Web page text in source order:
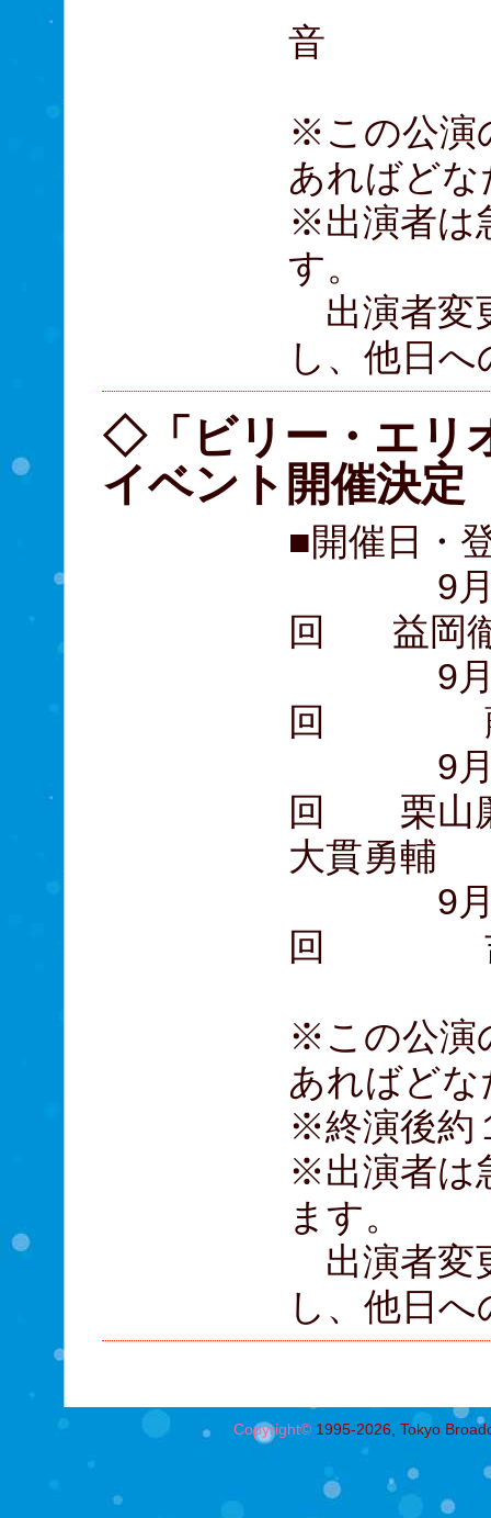
音
※この公演
あればど
※出演者は
す。
出演者変
し、他日
◇「ビリー・エリ
イベント開催決定
■開催日・
9月1日
回 益岡徹
9月3日
回 藤岡
9月5日
回 栗山廉
大貫勇輔
9月18
回 吉田
※この公演
あればど
※終演後約
※出演者は
ます。
出演者変
し、他日
Copyright©1995-2026, Tokyo